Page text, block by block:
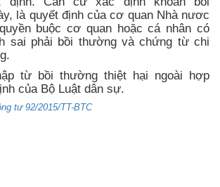
là quyết định của cơ quan Nhà nươc
buộc cơ quan hoặc cá nhân có
sai phải bồi thường và chứng từ chi
từ bồi thường thiệt hại ngoài hợp
của Bộ Luật dân sự.
tư 92/2015/TT-BTC